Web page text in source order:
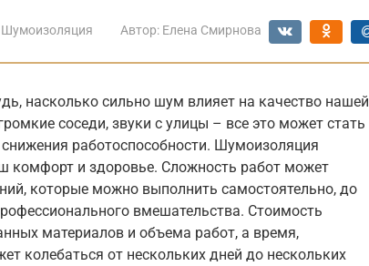
Шумоизоляция Автор: Елена Смирнова
насколько сильно шум влияет на качество нашей
соседи, звуки с улицы – все это может стать
работоспособности. Шумоизоляция
комфорт и здоровье. Сложность работ может
которые можно выполнить самостоятельно, до
вмешательства. Стоимость
материалов и объема работ, а время,
колебаться от нескольких дней до нескольких